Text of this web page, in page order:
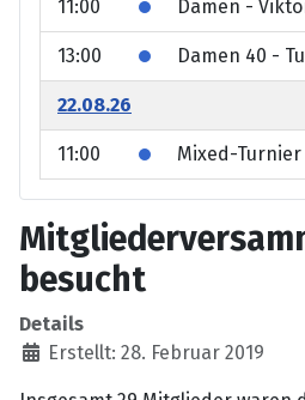
11:00 Damen -
13:00 Damen 40 -
22.08.26
11:00 Mixed-Turnier
besucht
Details
Erstellt: 28. Februar 2019